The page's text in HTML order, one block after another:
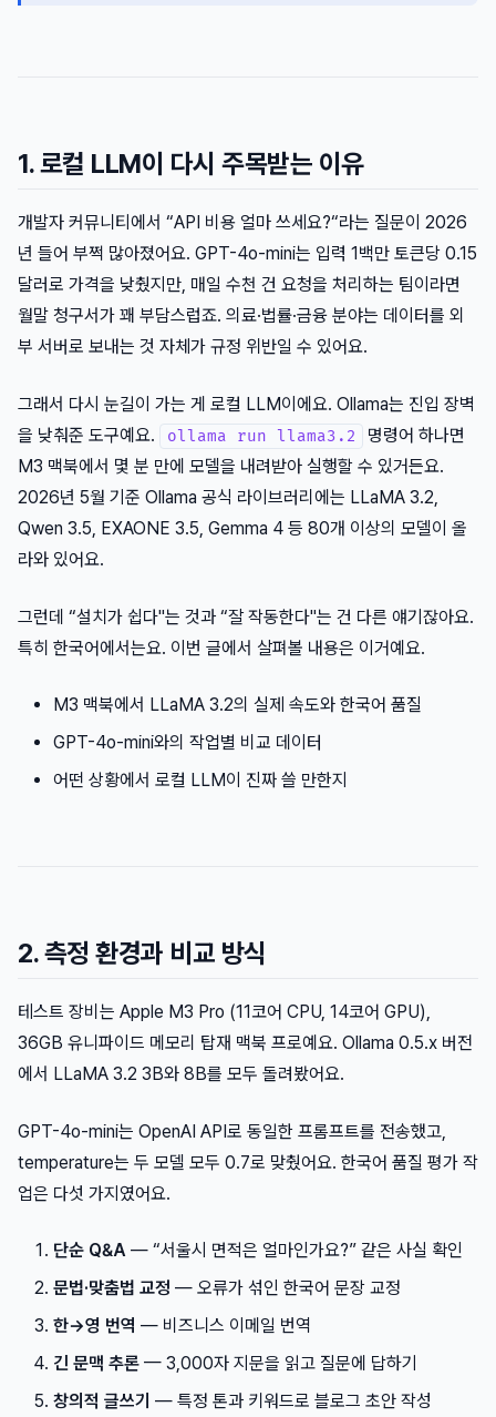
1. 로컬 LLM이 다시 주목받는 이유
개발자 커뮤니티에서 “API 비용 얼마 쓰세요?“라는 질문이 2026
년 들어 부쩍 많아졌어요. GPT-4o-mini는 입력 1백만 토큰당 0.15
달러로 가격을 낮췄지만, 매일 수천 건 요청을 처리하는 팀이라면
월말 청구서가 꽤 부담스럽죠. 의료·법률·금융 분야는 데이터를 외
부 서버로 보내는 것 자체가 규정 위반일 수 있어요.
그래서 다시 눈길이 가는 게 로컬 LLM이에요. Ollama는 진입 장벽
을 낮춰준 도구예요.
ollama run llama3.2
명령어 하나면
M3 맥북에서 몇 분 만에 모델을 내려받아 실행할 수 있거든요.
2026년 5월 기준 Ollama 공식 라이브러리에는 LLaMA 3.2,
Qwen 3.5, EXAONE 3.5, Gemma 4 등 80개 이상의 모델이 올
라와 있어요.
그런데 “설치가 쉽다"는 것과 “잘 작동한다"는 건 다른 얘기잖아요.
특히 한국어에서는요. 이번 글에서 살펴볼 내용은 이거예요.
M3 맥북에서 LLaMA 3.2의 실제 속도와 한국어 품질
GPT-4o-mini와의 작업별 비교 데이터
어떤 상황에서 로컬 LLM이 진짜 쓸 만한지
2. 측정 환경과 비교 방식
테스트 장비는 Apple M3 Pro (11코어 CPU, 14코어 GPU),
36GB 유니파이드 메모리 탑재 맥북 프로예요. Ollama 0.5.x 버전
에서 LLaMA 3.2 3B와 8B를 모두 돌려봤어요.
GPT-4o-mini는 OpenAI API로 동일한 프롬프트를 전송했고,
temperature는 두 모델 모두 0.7로 맞췄어요. 한국어 품질 평가 작
업은 다섯 가지였어요.
단순 Q&A — “서울시 면적은 얼마인가요?” 같은 사실 확인
문법·맞춤법 교정 — 오류가 섞인 한국어 문장 교정
한→영 번역 — 비즈니스 이메일 번역
긴 문맥 추론 — 3,000자 지문을 읽고 질문에 답하기
창의적 글쓰기 — 특정 톤과 키워드로 블로그 초안 작성